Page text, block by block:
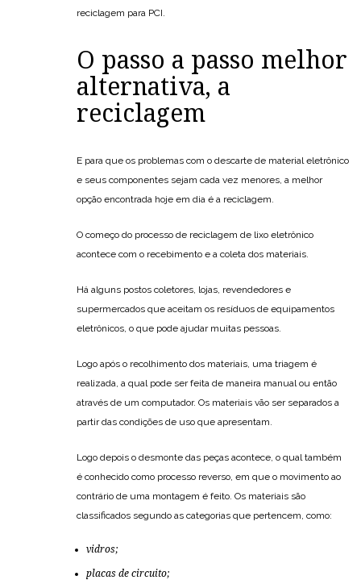
reciclagem para PCI.
O passo a passo melhor
alternativa, a
reciclagem
E para que os problemas com o descarte de material eletrônico
e seus componentes sejam cada vez menores, a melhor
opção encontrada hoje em dia é a reciclagem.
O começo do processo de reciclagem de lixo eletrônico
acontece com o recebimento e a coleta dos materiais.
Há alguns postos coletores, lojas, revendedores e
supermercados que aceitam os resíduos de equipamentos
eletrônicos, o que pode ajudar muitas pessoas.
Logo após o recolhimento dos materiais, uma triagem é
realizada, a qual pode ser feita de maneira manual ou então
através de um computador. Os materiais vão ser separados a
partir das condições de uso que apresentam.
Logo depois o desmonte das peças acontece, o qual também
é conhecido como processo reverso, em que o movimento ao
contrário de uma montagem é feito. Os materiais são
classificados segundo as categorias que pertencem, como:
vidros;
placas de circuito;